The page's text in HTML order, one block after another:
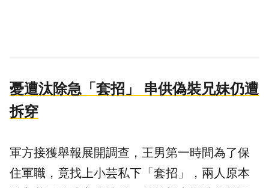
憂遭汰除急「套招」 串供偽裝兄妹仍遭
拆穿
軍方接獲舉報展開調查，王男第一時間為了保
住軍職，竟找上小芸私下「套招」，兩人原本